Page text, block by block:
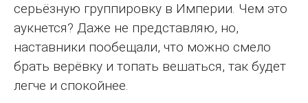
серьёзную группировку в Империи. Чем это
аукнется? Даже не представляю, но,
наставники пообещали, что можно смело
брать верёвку и топать вешаться, так будет
легче и спокойнее.